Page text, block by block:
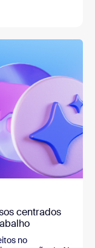
centrados
no